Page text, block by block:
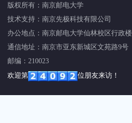
版权所有： 南京邮电大学
技术支持： 南京先极科技有限公司
办公地点：南京邮电大学仙林校区行政楼
通信地址：南京市亚东新城区文苑路9号
邮编：210023
欢迎第
位朋友来访！